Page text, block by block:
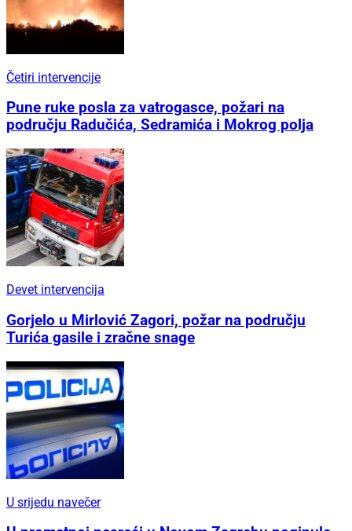
Četiri intervencije
Pune ruke posla za vatrogasce, požari na
području Radučića, Sedramića i Mokrog polja
Devet intervencija
Gorjelo u Mirlović Zagori, požar na području
Turića gasile i zračne snage
U srijedu navečer